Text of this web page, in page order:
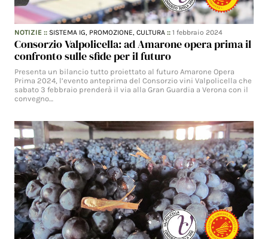
NOTIZIE :: SISTEMA IG, PROMOZIONE,CULTURA ::1 febbraio 2024
Consorzio Valpolicella: ad Amarone opera prima il
confronto sulle sfide per il futuro
Presenta un bilancio tutto proiettato al futuro Amarone Opera
Prima 2024, l’evento anteprima del Consorzio vini Valpolicella che
sabato 3 febbraio prenderà il via alla Gran Guardia a Verona con il
convegno…